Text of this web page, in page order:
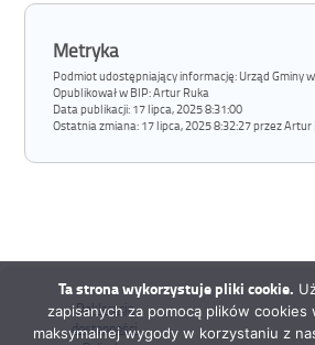
Metryka
Podmiot udostępniający informację: Urząd Gminy
Opublikował w BIP:Artur Ruka
Data publikacji: 17 lipca, 2025 8:31:00
Ostatnia zmiana: 17 lipca, 2025 8:32:27 przez Artur
Deklaracja
dostępności
Ta strona wykorzystuje pliki cookie.
zapisanych za pomocą plików cookies
maksymalnej wygody w korzystaniu z